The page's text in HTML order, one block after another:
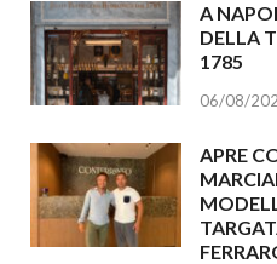
A
DELLA
1785
06/08/
APRE